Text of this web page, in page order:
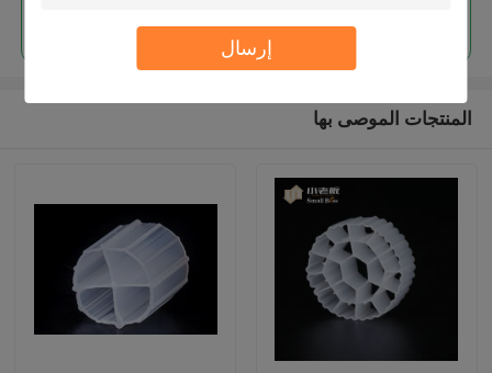
إرسال
المنتجات الموصى بها